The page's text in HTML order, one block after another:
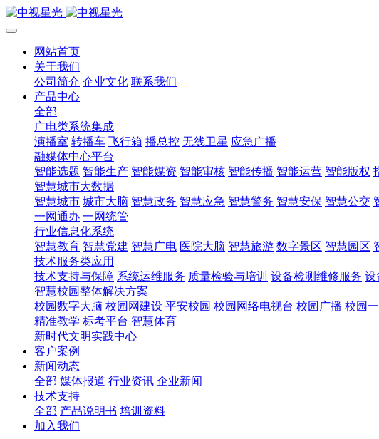
网站首页
关于我们
公司简介 企业文化 联系我们
产品中心
全部
广电类系统集成
演播室 转播车 飞行箱 播总控 无线卫星 应急广播
融媒体中心平台
智能选题 智能生产 智能媒资 智能审核 智能传播 智能运营 智能版权
智慧城市大数据
智慧城市 城市大脑 智慧政务 智慧应急 智慧警务 智慧安保 智慧公交
一网通办 一网统管
行业信息化系统
智慧教育 智慧党建 智慧广电 医院大脑 智慧旅游 数字景区 智慧园区
技术服务类应用
技术支持与保障 系统运维服务 质量检验与培训 设备检测维修服务 设
智慧校园整体解决方案
校园数字大脑 校园网建设 平安校园 校园网络电视台 校园广播 校园
精准教学 标考平台 智慧体育
新时代文明实践中心
客户案例
新闻动态
全部 媒体报道 行业资讯 企业新闻
技术支持
全部 产品说明书 培训资料
加入我们